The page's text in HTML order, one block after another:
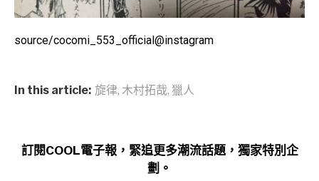
source/cocomi_553_official@instagram
In this article: 旋律, 木村拓哉, 獵人
訂閱COOL電子報，緊追更多潮流話題，獨家特別企
劃。